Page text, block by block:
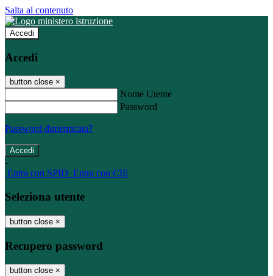
Salta al contenuto
Accedi
Accedi
button close ×
Nome Utente
Password
Password dimenticata?
-
Entra con SPID Entra con CIE
Seleziona utente
button close ×
Recupero password
button close ×